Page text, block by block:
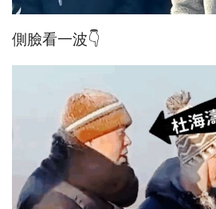
側臉看一波👇